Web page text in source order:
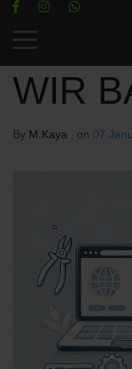
Mobile Menu Toggle
WIR
By M.Kaya , on 07